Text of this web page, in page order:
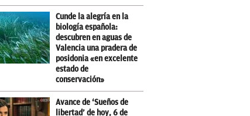
Cunde la alegría en la
biología española:
descubren en aguas de
Valencia una pradera de
posidonia «en excelente
estado de
conservación»
Avance de ‘Sueños de
libertad’ de hoy, 6 de